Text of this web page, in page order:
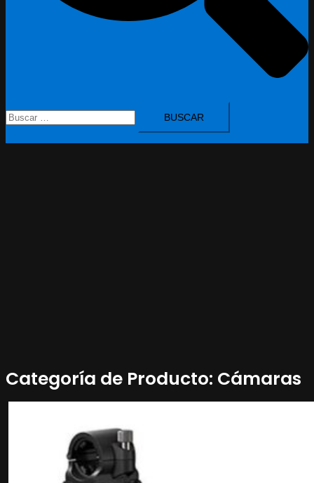
Buscar:
Categoría de Producto: Cámaras